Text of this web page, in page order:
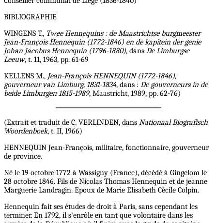
BIBLIOGRAPHIE
WINGENS T., Twee Hennequins : de Maastrichtse burgmeester
Jean-François Hennequin (1772-1846) en de kapitein der genie
Johan Jacobus Hennequin (1796-1880), dans De Limburgse
Leeuw, t. 11, 1963, pp. 61-69
KELLENS M., Jean-François HENNEQUIN (1772-1846),
gouverneur van Limburg, 1831-1834, dans : De gouverneurs in de
beide Limburgen 1815-1989, Maastricht, 1989, pp. 62-76)
(Extrait et traduit de C. VERLINDEN, dans Nationaal Biografisch
Woordenboek, t. II, 1966)
HENNEQUIN Jean-François, militaire, fonctionnaire, gouverneur
de province.
Né le 19 octobre 1772 à Wassigny (France), décédé à Gingelom le
28 octobre 1846. Fils de Nicolas Thomas Hennequin et de jeanne
Marguerie Landragin. Epoux de Marie Elisabeth Cécile Colpin.
Hennequin fait ses études de droit à Paris, sans cependant les
terminer. En 1792, il s’enrôle en tant que volontaire dans les